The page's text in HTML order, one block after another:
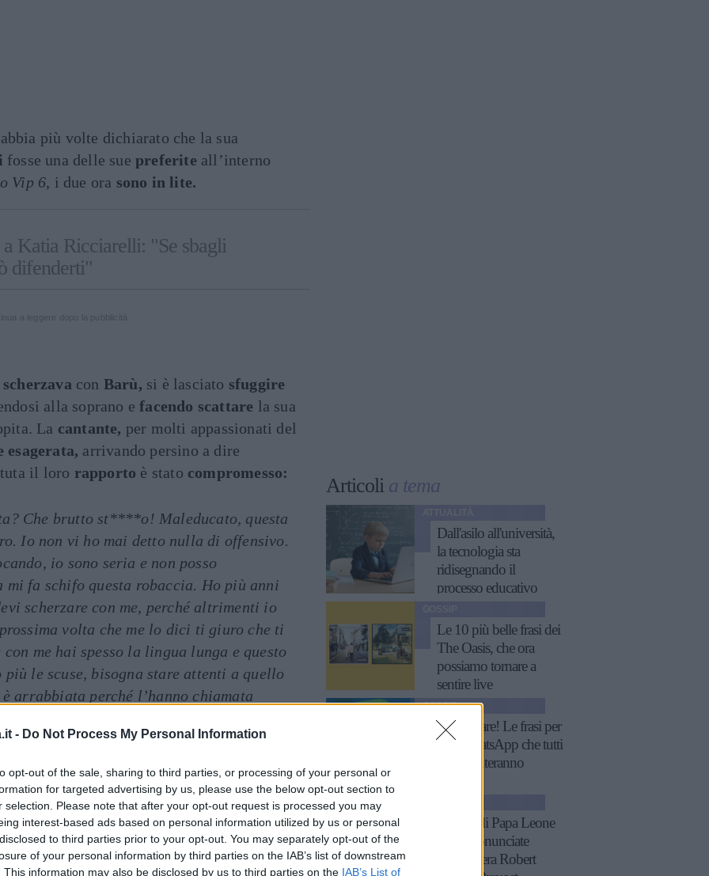
- Do Not Process My Personal Information
opt-out of the sale, sharing to third parties, or processing of your personal or
for targeted advertising by us, please use the below opt-out section to
selection. Please note that after your opt-out request is processed you may
interest-based ads based on personal information utilized by us or personal
to third parties prior to your opt-out. You may separately opt-out of the
of your personal information by third parties on the IAB’s list of downstream
This information may also be disclosed by us to third parties on the IAB’s List of
abbia più volte dichiarato che la sua
fosse una delle suepreferite all’interno
Vip 6, i due ora sono in lite.
Katia Ricciarelli: "Se sbagli
difenderti"
scherzava con Barù, si è lasciato sfuggire
alla soprano efacendo scattare la sua
La cantante, per molti appassionati del
esagerata, arrivando persino a dire
il loro rapporto è stato compromesso:
Che brutto st****o! Maleducato, questa
Io non vi ho mai detto nulla di offensivo.
io sono seria e non posso
mi fa schifo questa robaccia. Ho più anni
scherzare con me, perché altrimenti io
volta che me lo dici ti giuro che ti
me hai spesso la lingua lunga e questo
le scuse, bisogna stare attenti a quello
arrabbiata perché l’hanno chiamata
perché mi avete detto vecchietta.
il limite. State attenti a come parlate,
ma almeno fatemi essere addolorata.
diamo il bell’esempio”.
Articoli a tema
Dall'asilo all'università,
la tecnologia sta
ridisegnando il
processo educativo
Le 10 più belle frasi dei
The Oasis, che ora
possiamo tornare a
sentire live
GOSSIP
Fatti notare! Le frasi per
stati WhatsApp che tutti
commenteranno
11 frasi di Papa Leone
XIV, pronunciate
quando era Robert